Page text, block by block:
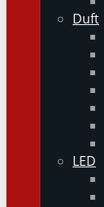
Duft
LED